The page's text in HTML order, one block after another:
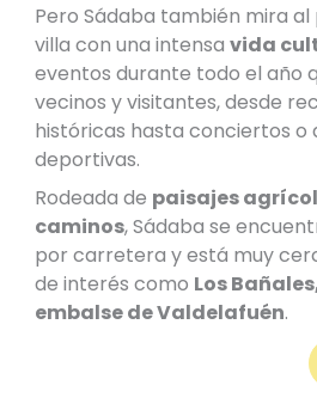
Pero Sádaba también mira al
villa con una intensavida
eventos durante todo el año
vecinos y visitantes, desde
históricas hasta conciertos o
deportivas.
Rodeada de paisajes
caminos, Sádaba se
por carretera y está muy
de interés como Los
embalse de Valdelafuén.